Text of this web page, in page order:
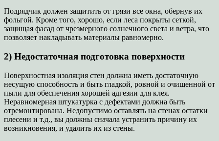
Подрядчик должен защитить от грязи все окна, обернув их
фольгой. Кроме того, хорошо, если леса покрыты сеткой,
защищая фасад от чрезмерного солнечного света и ветра, что
позволяет накладывать материалы равномерно.
2) Недостаточная подготовка поверхности
Поверхностная изоляция стен должна иметь достаточную
несущую способность и быть гладкой, ровной и очищенной от
пыли для обеспечения хорошей адгезии для клея.
Неравномерная штукатурка с дефектами должна быть
отремонтирована. Недопустимо оставлять на стенах остатки
плесени и т.д., вы должны сначала устранить причину их
возникновения, и удалить их из стены.